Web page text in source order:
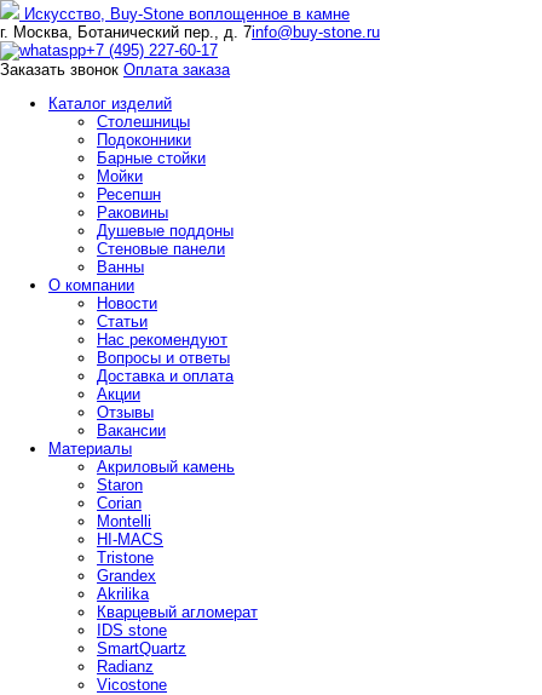
Искусство, Buy-Stone воплощенное в камне
г. Москва, Ботанический пер., д. 7info@buy-stone.ru
+7 (495) 227-60-17
Заказать звонок Оплата заказа
Каталог изделий
Столешницы
Подоконники
Барные стойки
Мойки
Ресепшн
Раковины
Душевые поддоны
Стеновые панели
Ванны
О компании
Новости
Статьи
Нас рекомендуют
Вопросы и ответы
Доставка и оплата
Акции
Отзывы
Вакансии
Материалы
Акриловый камень
Staron
Corian
Montelli
HI-MACS
Tristone
Grandex
Akrilika
Кварцевый агломерат
IDS stone
SmartQuartz
Radianz
Vicostone